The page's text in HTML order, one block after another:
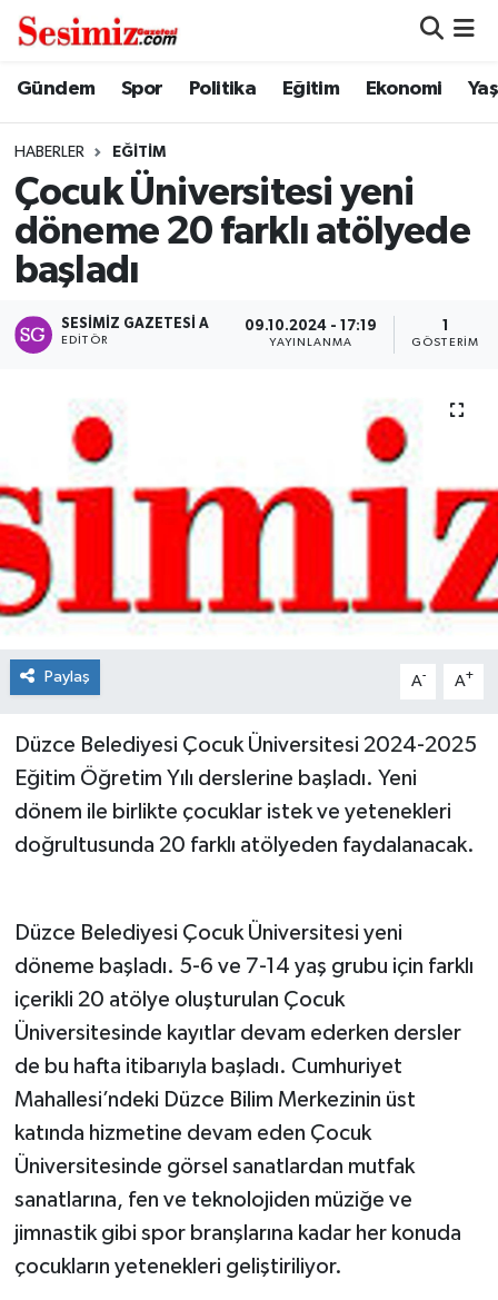
Gündem Spor Politika Eğitim Ekonomi
HABERLER EĞITIM
Çocuk Üniversitesi yeni
döneme 20 farklı atölyede
başladı
SESIMIZ GAZETESI A
EDITÖR
09.10.2024 - 17:19
YAYINLANMA GÖSTERIM
Paylaş A- A+
Düzce Belediyesi Çocuk Üniversitesi 2024-2025
Eğitim Öğretim Yılı derslerine başladı. Yeni
dönem ile birlikte çocuklar istek ve yetenekleri
doğrultusunda 20 farklı atölyeden faydalanacak.
Düzce Belediyesi Çocuk Üniversitesi yeni
döneme başladı. 5-6 ve 7-14 yaş grubu için farklı
içerikli 20 atölye oluşturulan Çocuk
Üniversitesinde kayıtlar devam ederken dersler
de bu hafta itibarıyla başladı. Cumhuriyet
Mahallesi’ndeki Düzce Bilim Merkezinin üst
katında hizmetine devam eden Çocuk
Üniversitesinde görsel sanatlardan mutfak
sanatlarına, fen ve teknolojiden müziğe ve
jimnastik gibi spor branşlarına kadar her konuda
çocukların yetenekleri geliştiriliyor.
Dünya
Ekonomi
Genel
Gündem
Politika
Sağlık
Spor
Teknoloji
Nöbetçi Eczaneler
Hava Durumu
Namaz Vakitleri
Trafik Durumu
Süper Lig Puan Durumu ve Fikstür
Son Dakika Haberleri
Haber Arşivi